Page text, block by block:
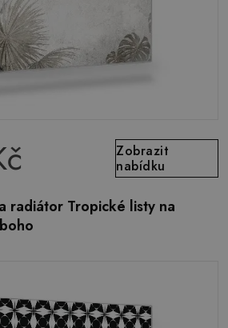
Zobrazit
nabídku
radiátor Tropické listy na